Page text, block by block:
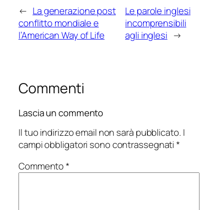
← La generazione post
conflitto mondiale e
l’American Way of Life
Le parole inglesi
incomprensibili
agli inglesi →
Commenti
Lascia un commento
Il tuo indirizzo email non sarà pubblicato. I
campi obbligatori sono contrassegnati*
Commento*